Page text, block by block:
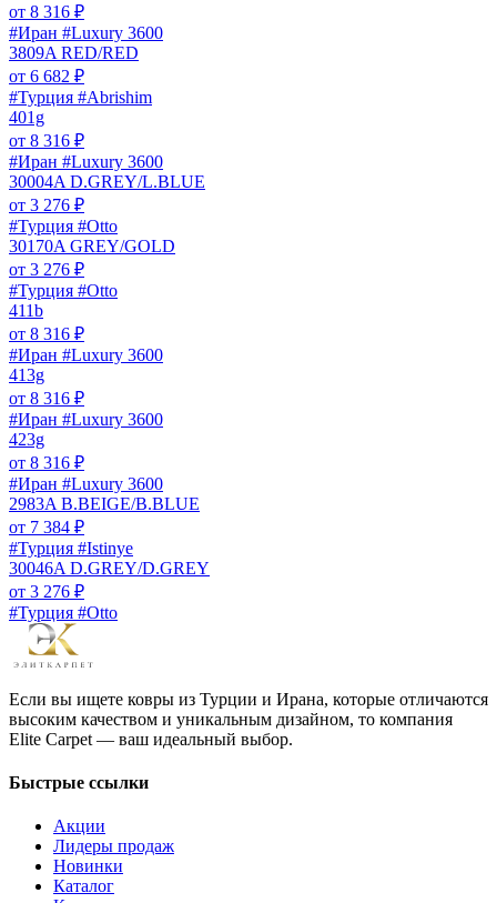
от 8 316 ₽
#Иран #Luxury 3600
3809A RED/RED
от 6 682 ₽
#Турция #Abrishim
401g
от 8 316 ₽
#Иран #Luxury 3600
30004A D.GREY/L.BLUE
от 3 276 ₽
#Турция #Otto
30170A GREY/GOLD
от 3 276 ₽
#Турция #Otto
411b
от 8 316 ₽
#Иран #Luxury 3600
413g
от 8 316 ₽
#Иран #Luxury 3600
423g
от 8 316 ₽
#Иран #Luxury 3600
2983A B.BEIGE/B.BLUE
от 7 384 ₽
#Турция #Istinye
30046A D.GREY/D.GREY
от 3 276 ₽
#Турция #Otto
Если вы ищете ковры из Турции и Ирана, которые отличаются
высоким качеством и уникальным дизайном, то компания
Elite Carpet — ваш идеальный выбор.
Быстрые ссылки
Акции
Лидеры продаж
Новинки
Каталог